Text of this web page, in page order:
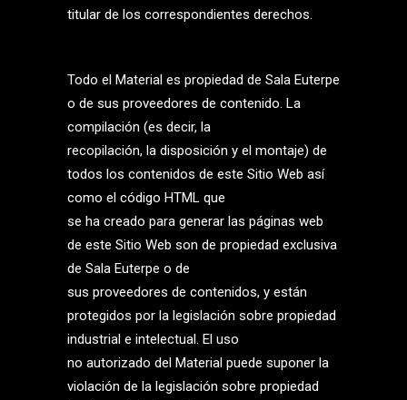
titular de los correspondientes derechos.
Todo el Material es propiedad de Sala Euterpe
o de sus proveedores de contenido. La
compilación (es decir, la
recopilación, la disposición y el montaje) de
todos los contenidos de este Sitio Web así
como el código HTML que
se ha creado para generar las páginas web
de este Sitio Web son de propiedad exclusiva
de Sala Euterpe o de
sus proveedores de contenidos, y están
protegidos por la legislación sobre propiedad
industrial e intelectual. El uso
no autorizado del Material puede suponer la
violación de la legislación sobre propiedad